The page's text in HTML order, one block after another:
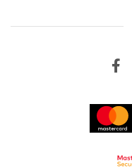
Velkoobchod
O společnosti Carollinum
Aktuality a oznámení